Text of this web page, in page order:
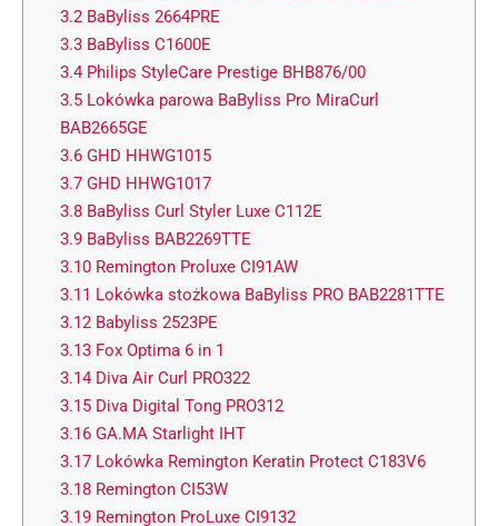
3.2BaByliss 2664PRE
3.3BaByliss C1600E
3.4Philips StyleCare Prestige BHB876/00
3.5Lokówka parowa BaByliss Pro MiraCurl
BAB2665GE
3.6GHD HHWG1015
3.7GHD HHWG1017
3.8BaByliss Curl Styler Luxe C112E
3.9BaByliss BAB2269TTE
3.10Remington Proluxe CI91AW
3.11 Lokówka stożkowa BaByliss PRO BAB2281TTE
3.12Babyliss 2523PE
3.13Fox Optima 6 in 1
3.14Diva Air Curl PRO322
3.15Diva Digital Tong PRO312
3.16GA.MA Starlight IHT
3.17Lokówka Remington Keratin Protect C183V6
3.18Remington CI53W
3.19Remington ProLuxe CI9132